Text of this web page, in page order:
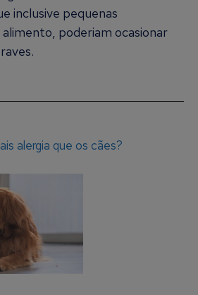
inclusive pequenas
poderiam ocasionar
alergia que os cães?